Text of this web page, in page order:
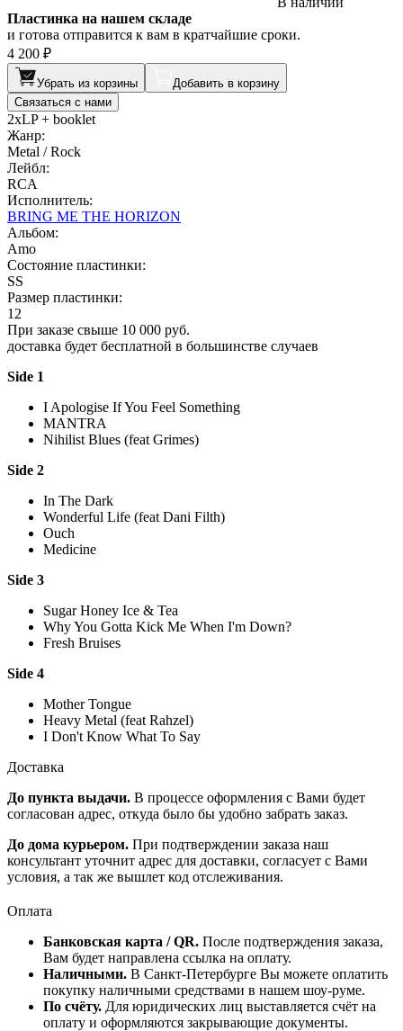
Пластинка на нашем складе
и готова отправится к вам в кратчайшие сроки.
4 200 ₽
Убрать из корзины
Добавить в корзину
Связаться с нами
2xLP + booklet
Жанр:
Metal / Rock
Лейбл:
RCA
Исполнитель:
BRING ME THE HORIZON
Альбом:
Amo
Состояние пластинки:
SS
Размер пластинки:
12
При заказе свыше 10 000 руб.
доставка будет бесплатной в большинстве случаев
Side 1
I Apologise If You Feel Something
MANTRA
Nihilist Blues (feat Grimes)
Side 2
In The Dark
Wonderful Life (feat Dani Filth)
Ouch
Medicine
Side 3
Sugar Honey Ice & Tea
Why You Gotta Kick Me When I'm Down?
Fresh Bruises
Side 4
Mother Tongue
Heavy Metal (feat Rahzel)
I Don't Know What To Say
Доставка
До пункта выдачи. В процессе оформления с Вами будет
согласован адрес, откуда было бы удобно забрать заказ.
До дома курьером. При подтверждении заказа наш
консультант уточнит адрес для доставки, согласует с Вами
условия, а так же вышлет код отслеживания.
Оплата
Банковская карта / QR. После подтверждения заказа,
Вам будет направлена ссылка на оплату.
Наличными. В Санкт-Петербурге Вы можете оплатить
покупку наличными средствами в нашем шоу-руме.
По счёту. Для юридических лиц выставляется счёт на
оплату и оформляются закрывающие документы.